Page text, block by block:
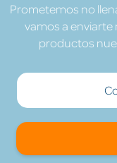
Prometemos no
vamos a enviarte
productos